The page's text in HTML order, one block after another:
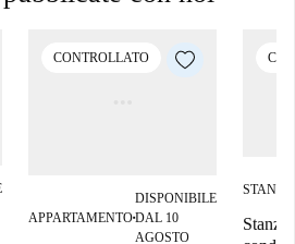
CONTROLLATO
APPARTAMENTO■
DISPONIBILE
DAL 10
AGOSTO
STANZA
Stanza